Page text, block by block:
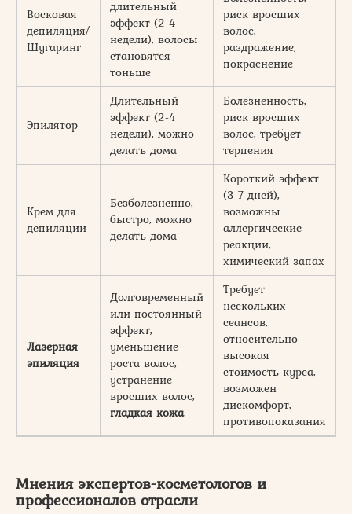
Восковая
депиляция/
Шугаринг
длительный
эффект (2-4
недели), волосы
становятся
тоньше
риск вросших
волос,
раздражение,
покраснение
Эпилятор
Длительный
эффект (2-4
недели), можно
делать дома
Болезненность,
риск вросших
волос, требует
терпения
Крем для
депиляции
Безболезненно,
быстро, можно
делать дома
Короткий эффект
(3-7 дней),
возможны
аллергические
реакции,
химический запах
Лазерная
эпиляция
Долговременный
или постоянный
эффект,
уменьшение
роста волос,
устранение
вросших волос,
гладкая кожа
Требует
нескольких
сеансов,
относительно
высокая
стоимость курса,
возможен
дискомфорт,
противопоказания
Мнения экспертов-косметологов и
профессионалов отрасли